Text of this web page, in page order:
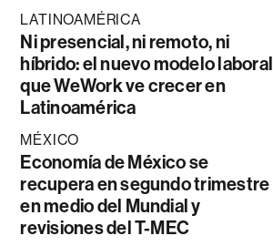
LATINOAMÉRICA
Ni presencial, ni remoto, ni
híbrido: el nuevo modelo laboral
que WeWork ve crecer en
Latinoamérica
MÉXICO
Economía de México se
recupera en segundo trimestre
en medio del Mundial y
revisiones del T-MEC